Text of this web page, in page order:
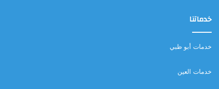
خدماتنا
خدمات أبو ظبي
خدمات العين